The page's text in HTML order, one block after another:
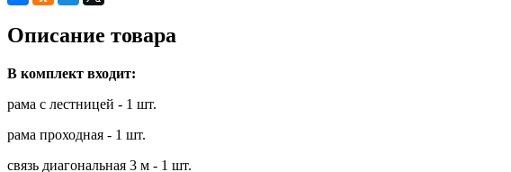
Описание товара
В комплект входит:
рама с лестницей - 1 шт.
рама проходная - 1 шт.
связь диагональная 3 м - 1 шт.